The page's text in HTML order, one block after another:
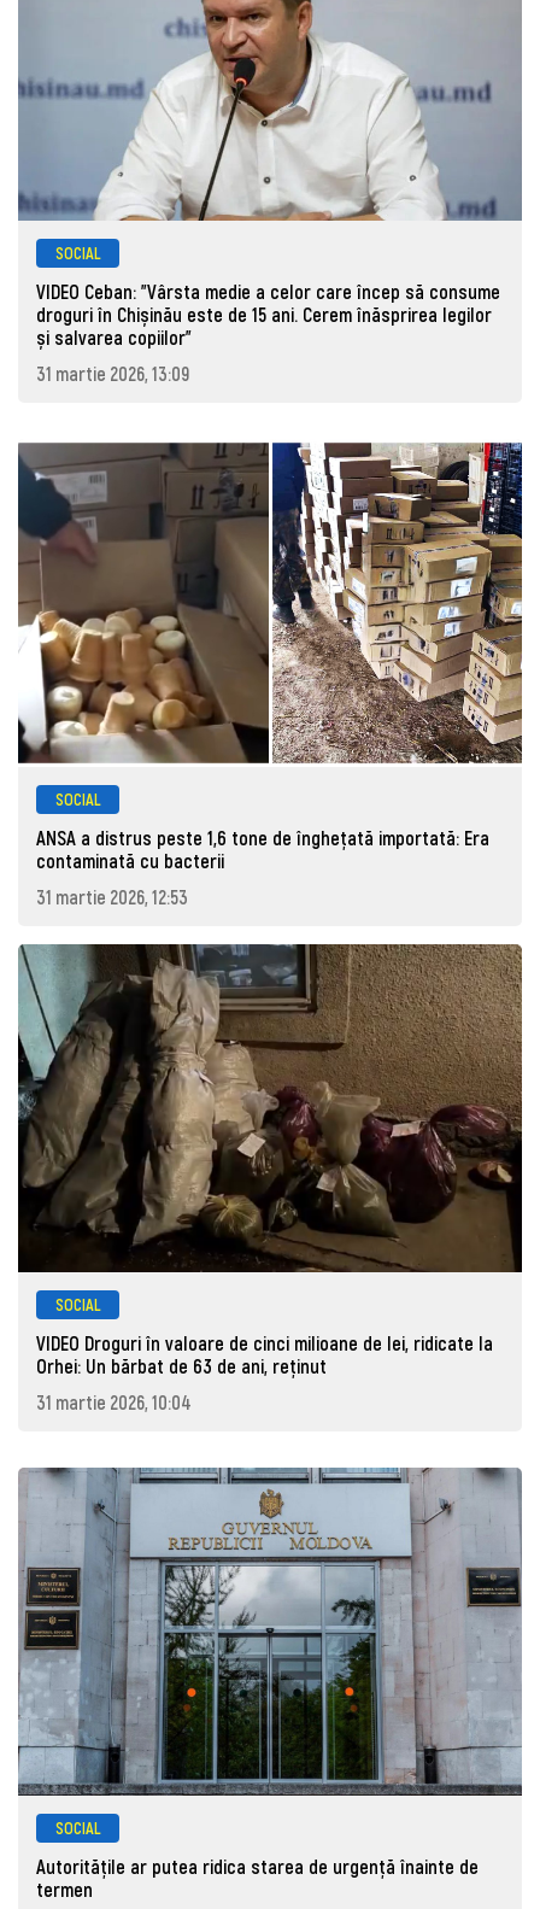
SOCIAL
VIDEO Ceban: "Vârsta medie a celor care încep să consume
droguri în Chișinău este de 15 ani. Cerem înăsprirea legilor
și salvarea copiilor"
31 martie 2026, 13:09
SOCIAL
ANSA a distrus peste 1,6 tone de înghețată importată: Era
contaminată cu bacterii
31 martie 2026, 12:53
SOCIAL
VIDEO Droguri în valoare de cinci milioane de lei, ridicate la
Orhei: Un bărbat de 63 de ani, reţinut
31 martie 2026, 10:04
SOCIAL
Autoritățile ar putea ridica starea de urgență înainte de
termen